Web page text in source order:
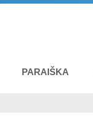
PARAIŠKA